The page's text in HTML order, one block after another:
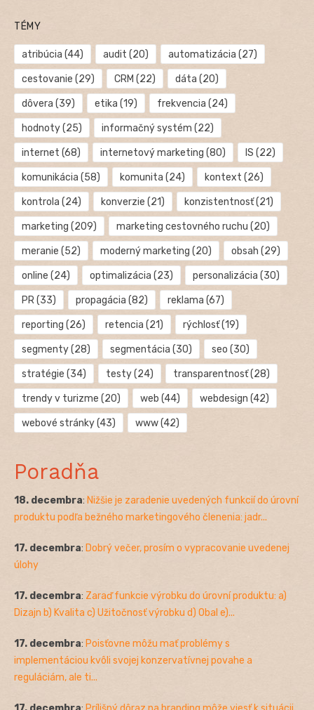
TÉMY
atribúcia (44) audit (20) automatizácia (27)
cestovanie (29) CRM (22) dáta (20)
dôvera (39) etika (19) frekvencia (24)
hodnoty(25) informačný systém (22)
internet (68) internetový marketing (80) IS (22)
komunikácia (58) komunita (24) kontext (26)
kontrola (24) konverzie (21) konzistentnosť(21)
marketing (209) marketing cestovného ruchu (20)
meranie (52) moderný marketing (20) obsah (29)
online (24) optimalizácia (23) personalizácia (30)
PR(33) propagácia (82) reklama (67)
reporting (26) retencia (21) rýchlosť(19)
segmenty(28) segmentácia (30) seo (30)
stratégie (34) testy(24) transparentnosť(28)
trendy v turizme (20) web (44) webdesign (42)
webové stránky(43) www(42)
Poradňa
18. decembra: Nižšie je zaradenie uvedených funkcií do úrovní
produktu podľa bežného marketingového členenia: jadr...
17. decembra: Dobrý večer, prosím o vypracovanie uvedenej
úlohy
17. decembra: Zaraď funkcie výrobku do úrovní produktu: a)
Dizajn b) Kvalita c) Užitočnosť výrobku d) Obal e)...
17. decembra: Poisťovne môžu mať problémy s
implementáciou kvôli svojej konzervatívnej povahe a
reguláciám, ale ti...